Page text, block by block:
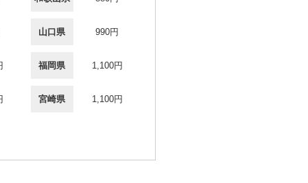
山口県 990円
福岡県 1,100円
宮崎県 1,100円